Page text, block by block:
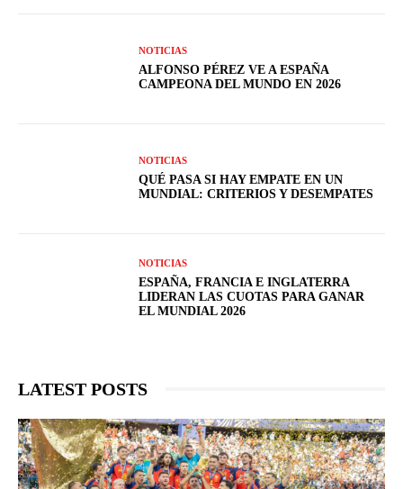
NOTICIAS
ALFONSO PÉREZ VE A ESPAÑA
CAMPEONA DEL MUNDO EN 2026
NOTICIAS
QUÉ PASA SI HAY EMPATE EN UN
MUNDIAL: CRITERIOS Y DESEMPATES
NOTICIAS
ESPAÑA, FRANCIA E INGLATERRA
LIDERAN LAS CUOTAS PARA GANAR
EL MUNDIAL 2026
LATEST POSTS